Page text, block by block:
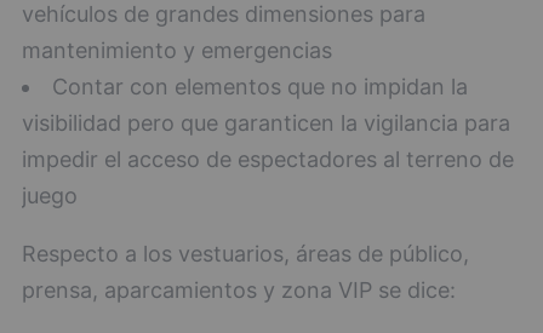
vehículos de grandes dimensiones para
mantenimiento y emergencias
Contar con elementos que no impidan la
visibilidad pero que garanticen la vigilancia para
impedir el acceso de espectadores al terreno de
juego
Respecto a los vestuarios, áreas de público,
prensa, aparcamientos y zona VIP se dice: